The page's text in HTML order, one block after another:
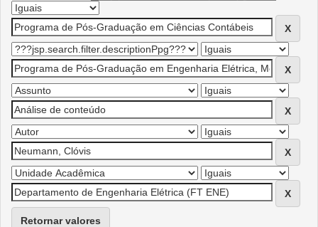
Retornar valores